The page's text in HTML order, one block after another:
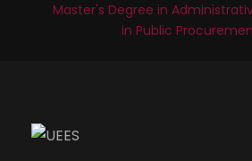
Master's Degree in
in Public